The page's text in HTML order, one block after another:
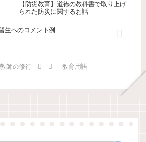
【防災教育】道徳の教科書で取り上げ
られた防災に関するお話
生へのコメント例
教師の修行 教育用語